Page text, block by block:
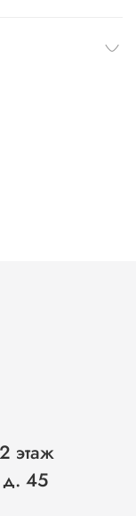
этаж
д. 45